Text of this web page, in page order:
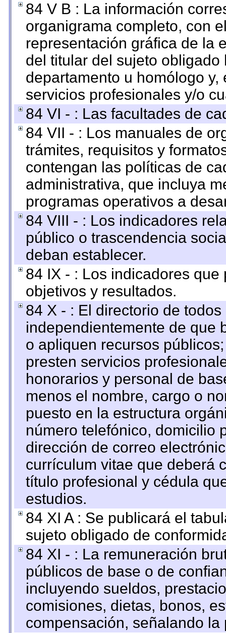
84 V B : La información
organigrama completo, con
representación gráfica de la
del titular del sujeto
departamento u homólogo
servicios profesionales y/o
84 VI - : Las facultades de
84 VII - : Los manuales de
trámites, requisitos y
contengan las políticas de
administrativa, que incluya
programas operativos a
84 VIII - : Los indicadores
público o trascendencia
deban establecer.
84 IX - : Los indicadores
objetivos y resultados.
84 X - : El directorio de
independientemente de que
o apliquen recursos
presten servicios
honorarios y personal de
menos el nombre, cargo o
puesto en la estructura
número telefónico, domicilio
dirección de correo
currículum vitae que deberá
título profesional y cédula
estudios.
84 XI A : Se publicará el
sujeto obligado de
84 XI - : La remuneración
públicos de base o de
incluyendo sueldos,
comisiones, dietas, bonos,
compensación, señalando